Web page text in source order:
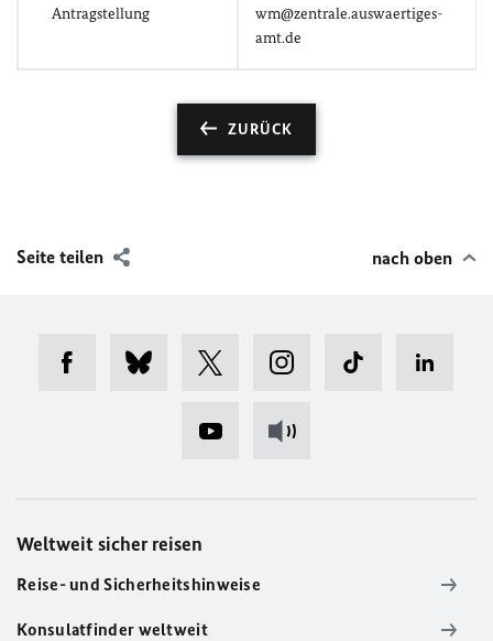
Antragstellung
wm@zentrale.auswaertiges-
amt.de
ZURÜCK
Seite teilen nach oben
Weltweit sicher reisen
Reise- und Sicherheitshinweise
Konsulatfinder weltweit